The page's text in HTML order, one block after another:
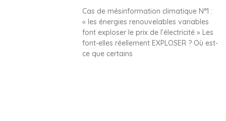
Cas de mésinformation climatique N°1 :
« les énergies renouvelables variables
font exploser le prix de l’électricité » Les
font-elles réellement EXPLOSER ? Où est-
ce que certains